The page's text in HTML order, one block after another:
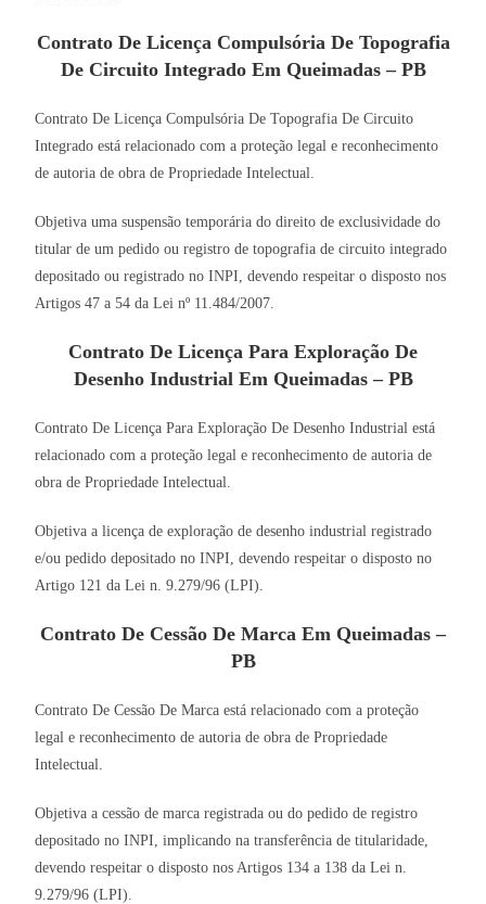
Contrato De Licença Compulsória De Topografia
De Circuito Integrado Em Queimadas – PB
Contrato De Licença Compulsória De Topografia De Circuito
Integrado está relacionado com a proteção legal e reconhecimento
de autoria de obra de Propriedade Intelectual.
Objetiva uma suspensão temporária do direito de exclusividade do
titular de um pedido ou registro de topografia de circuito integrado
depositado ou registrado no INPI, devendo respeitar o disposto nos
Artigos 47 a 54 da Lei nº 11.484/2007.
Contrato De Licença Para Exploração De
Desenho Industrial Em Queimadas – PB
Contrato De Licença Para Exploração De Desenho Industrial está
relacionado com a proteção legal e reconhecimento de autoria de
obra de Propriedade Intelectual.
Objetiva a licença de exploração de desenho industrial registrado
e/ou pedido depositado no INPI, devendo respeitar o disposto no
Artigo 121 da Lei n. 9.279/96 (LPI).
Contrato De Cessão De Marca Em Queimadas –
PB
Contrato De Cessão De Marca está relacionado com a proteção
legal e reconhecimento de autoria de obra de Propriedade
Intelectual.
Objetiva a cessão de marca registrada ou do pedido de registro
depositado no INPI, implicando na transferência de titularidade,
devendo respeitar o disposto nos Artigos 134 a 138 da Lei n.
9.279/96 (LPI).